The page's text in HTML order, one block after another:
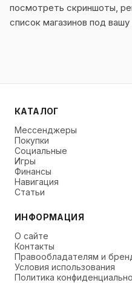
посмотреть скриншоты,
список магазинов под
КАТАЛОГ
Мессенджеры
Покупки
Социальные
Игры
Финансы
Навигация
Статьи
ИНФОРМАЦИЯ
О сайте
Контакты
Правообладателям и
Условия использования
Политика